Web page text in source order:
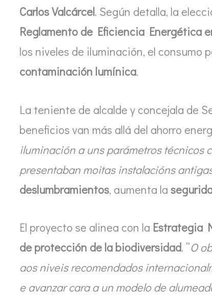
Carlos Valcárcel. Según detalla, la
Reglamento de Eficiencia Energética
los niveles de iluminación, el consumo
contaminación lumínica.
La teniente de alcalde y concejala de
beneficios van más allá del ahorro
iluminación a uns parámetros técnicos
presentaban moitas instalacións
deslumbramientos, aumenta la
El proyecto se alinea con la Estrategia
de protección de la biodiversidad. “O
aos niveis recomendados
e avanzar cara a un modelo de